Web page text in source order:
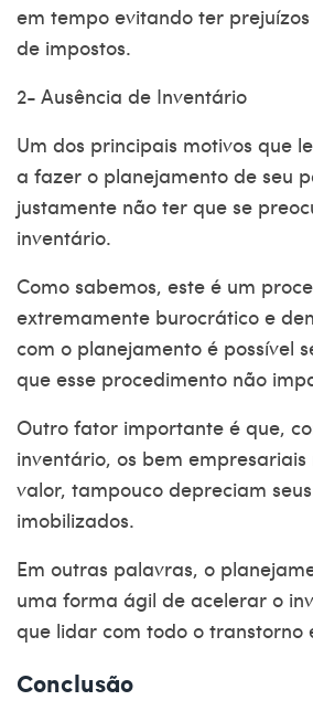
em tempo evitando ter
de impostos.
2- Ausência de Inventário
Um dos principais motivos que
a fazer o planejamento de seu
justamente não ter que se
inventário.
Como sabemos, este é um
extremamente burocrático e
com o planejamento é possível
que esse procedimento não
Outro fator importante é que,
inventário, os bem
valor, tampouco depreciam
imobilizados.
Em outras palavras, o
uma forma ágil de acelerar o
que lidar com todo o transtorno
Conclusão